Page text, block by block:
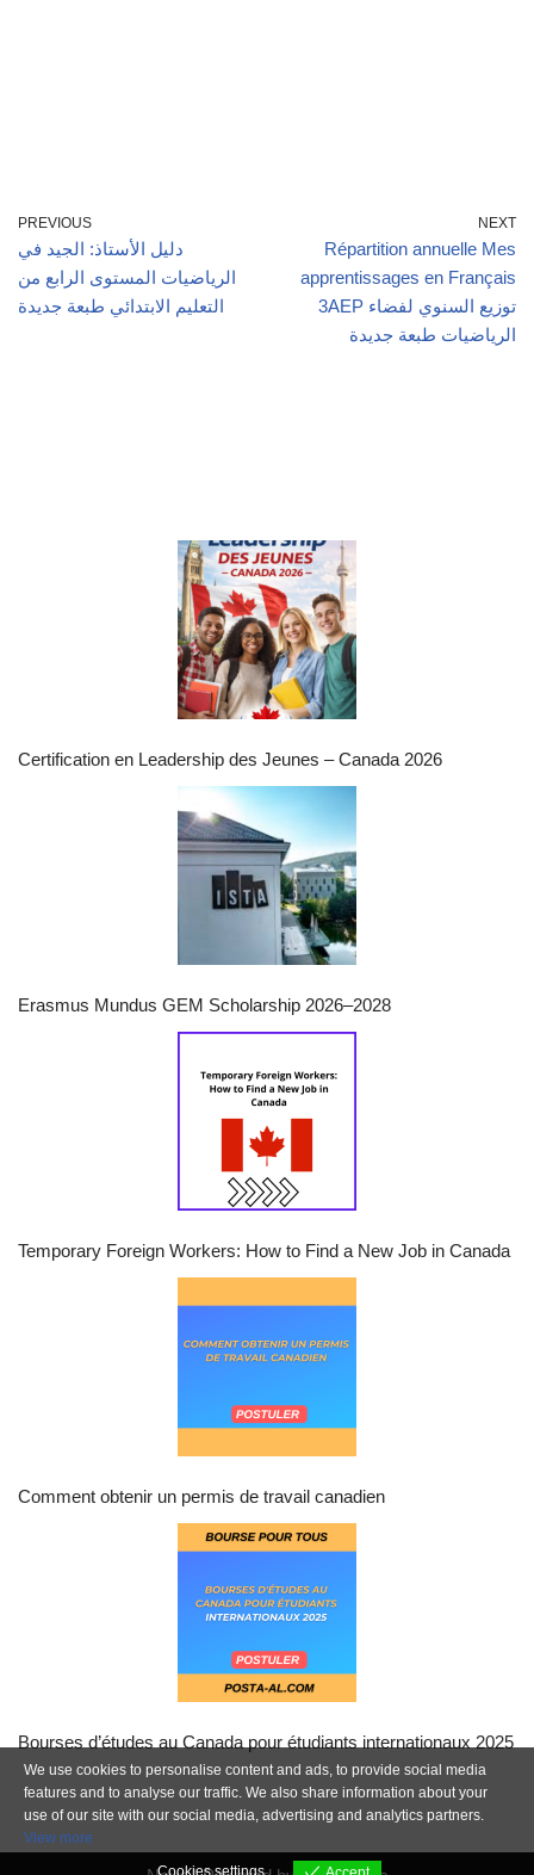
PREVIOUS
دليل الأستاذ: الجيد في
الرياضيات المستوى الرابع من
التعليم الابتدائي طبعة جديدة
NEXT
Répartition annuelle Mes
apprentissages en Français
3AEP توزيع السنوي لفضاء
الرياضيات طبعة جديدة
Certification en Leadership des Jeunes – Canada 2026
Erasmus Mundus GEM Scholarship 2026–2028
Temporary Foreign Workers: How to Find a New Job in Canada
Comment obtenir un permis de travail canadien
Bourses d’études au Canada pour étudiants internationaux 2025
We use cookies to personalise content and ads, to provide social media
features and to analyse our traffic. We also share information about your
use of our site with our social media, advertising and analytics partners.
View more
Cookies settings